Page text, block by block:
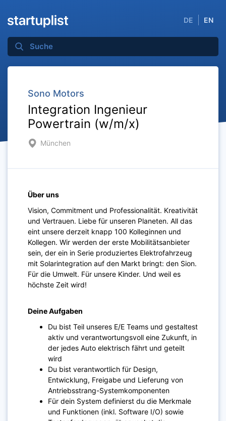
DE EN
Sono Motors
Integration Ingenieur
Powertrain (w/m/x)
München
Über uns
Vision, Commitment und Professionalität. Kreativität
und Vertrauen. Liebe für unseren Planeten. All das
eint unsere derzeit knapp 100 Kolleginnen und
Kollegen. Wir werden der erste Mobilitätsanbieter
sein, der ein in Serie produziertes Elektrofahrzeug
mit Solarintegration auf den Markt bringt: den Sion.
Für die Umwelt. Für unsere Kinder. Und weil es
höchste Zeit wird!
Deine Aufgaben
Du bist Teil unseres E/E Teams und gestaltest
aktiv und verantwortungsvoll eine Zukunft, in
der jedes Auto elektrisch fährt und geteilt
wird
Du bist verantwortlich für Design,
Entwicklung, Freigabe und Lieferung von
Antriebsstrang-Systemkomponenten
Für dein System definierst du die Merkmale
und Funktionen (inkl. Software I/O) sowie